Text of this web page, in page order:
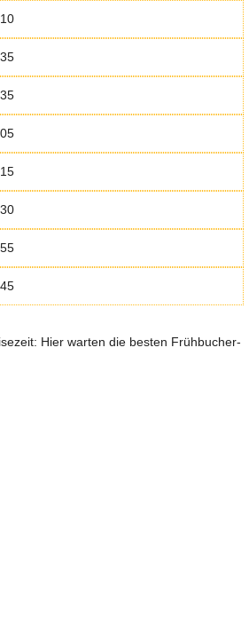
Hier warten die besten Frühbucher-